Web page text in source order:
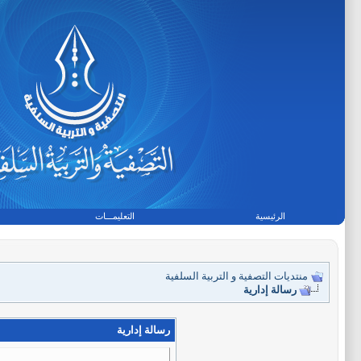
الرئيسية التعليمـــات
منتديات التصفية و التربية السلفية
رسالة إدارية
رسالة إدارية